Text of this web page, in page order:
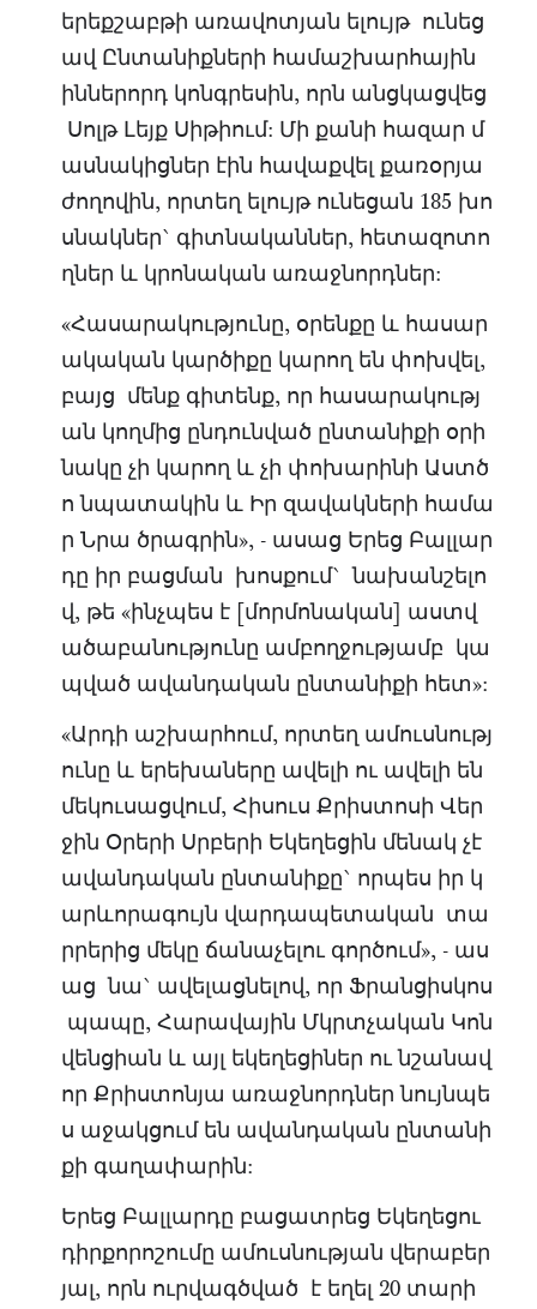
երեքշաբթի առավոտյան ելույթ ունեց
ավ Ընտանիքների համաշխարհային
իններորդ կոնգրեսին, որն անցկացվեց
Սոլթ Լեյք Սիթիում: Մի քանի հազար մ
ասնակիցներ էին հավաքվել քառօրյա
ժողովին, որտեղ ելույթ ունեցան 185 խո
սնակներ` գիտնականներ, հետազոտո
ղներ և կրոնական առաջնորդներ:
«Հասարակությունը, օրենքը և հասար
ակական կարծիքը կարող են փոխվել,
բայց մենք գիտենք, որ հասարակությ
ան կողմից ընդունված ընտանիքի օրի
նակը չի կարող և չի փոխարինի Աստծ
ո նպատակին և Իր զավակների համա
ր Նրա ծրագրին», - ասաց Երեց Բալլար
դը իր բացման խոսքում` նախանշելո
վ, թե «ինչպես է [մորմոնական] աստվ
ածաբանությունը ամբողջությամբ կա
պված ավանդական ընտանիքի հետ»:
«Արդի աշխարհում, որտեղ ամուսնությ
ունը և երեխաները ավելի ու ավելի են
մեկուսացվում, Հիսուս Քրիստոսի Վեր
ջին Օրերի Սրբերի Եկեղեցին մենակ չէ
ավանդական ընտանիքը` որպես իր կ
արևորագույն վարդապետական տա
րրերից մեկը ճանաչելու գործում», - աս
աց նա` ավելացնելով, որ Ֆրանցիսկոս
պապը, Հարավային Մկրտչական Կոն
վենցիան և այլ եկեղեցիներ ու նշանավ
որ Քրիստոնյա առաջնորդներ նույնպե
ս աջակցում են ավանդական ընտանի
քի գաղափարին:
Երեց Բալլարդը բացատրեց Եկեղեցու
դիրքորոշումը ամուսնության վերաբեր
յալ, որն ուրվագծված է եղել 20 տարի